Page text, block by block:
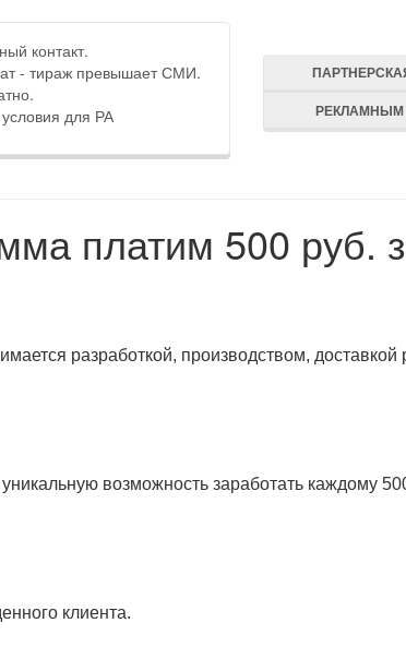
контакт.
- тираж превышает СМИ.
для РА
РЕКЛАМНЫМ
платим 500 руб.
разработкой, производством,
возможность заработать каждому
клиента.